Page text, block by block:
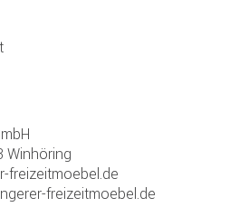
Winhöring
freizeitmoebel.de
freizeitmoebel.de